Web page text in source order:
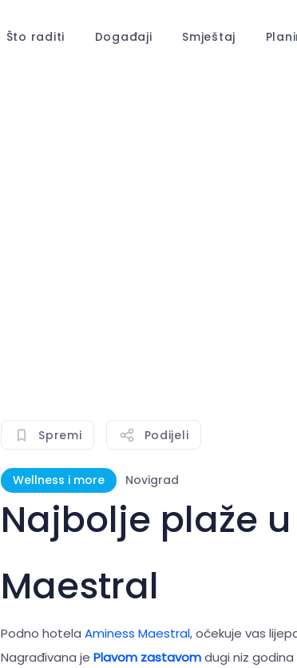
Što raditi Događaji Smještaj
Spremi Podijeli
Wellness i more Novigrad
Najbolje plaže
Maestral
Podno hotela Aminess Maestral, očekuje vas
Nagrađivana je Plavom zastavomdugi niz